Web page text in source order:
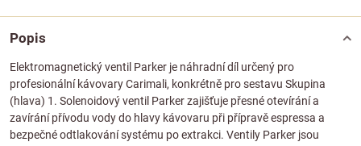
Popis
Elektromagnetický ventil Parker je náhradní díl určený pro
profesionální kávovary Carimali, konkrétně pro sestavu Skupina
(hlava) 1. Solenoidový ventil Parker zajišťuje přesné otevírání a
zavírání přívodu vody do hlavy kávovaru při přípravě espressa a
bezpečné odtlakování systému po extrakci. Ventily Parker jsou